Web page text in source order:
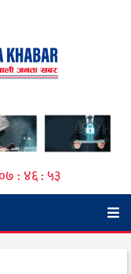
: ४६ : ५४